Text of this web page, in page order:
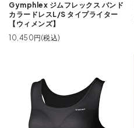
Gymphlex ジムフレックス バンド
カラードレスL/S タイプライター
【ウィメンズ】
10,450円(税込)